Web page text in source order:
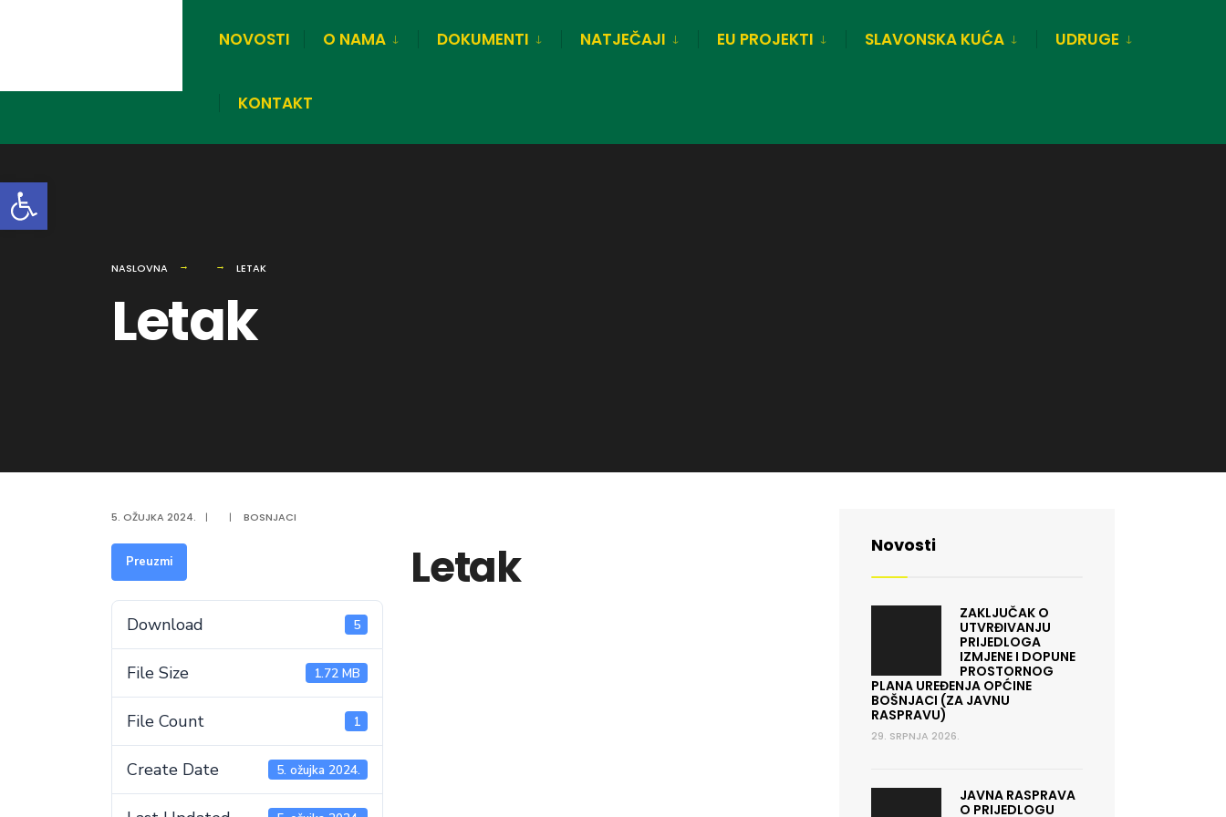
NOVOSTI O NAMA DOKUMENTI NATJEČAJI EU PROJEKTI SLAVONSKA KUĆA UDRUGE
KONTAKT
NASLOVNA LETAK
Letak
5. OŽUJKA 2024. | | BOSNJACI
Preuzmi
Download 5
File Size 1.72 MB
File Count 1
Create Date 5. ožujka 2024.
Letak Novosti
ZAKLJUČAK O
UTVRĐIVANJU
PRIJEDLOGA
IZMJENE I DOPUNE
PROSTORNOG
PLANA UREĐENJA OPĆINE
BOŠNJACI (ZA JAVNU
RASPRAVU)
29. SRPNJA 2026.
JAVNA RASPRAVA
O PRIJEDLOGU
Open toolbar